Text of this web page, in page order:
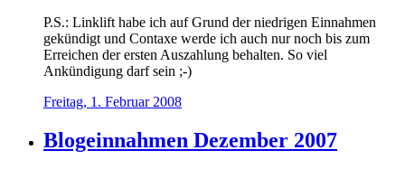
P.S.: Linklift habe ich auf Grund der niedrigen Einnahmen
gekündigt und Contaxe werde ich auch nur noch bis zum
Erreichen der ersten Auszahlung behalten. So viel
Ankündigung darf sein ;-)
Freitag, 1. Februar 2008
Blogeinnahmen Dezember 2007